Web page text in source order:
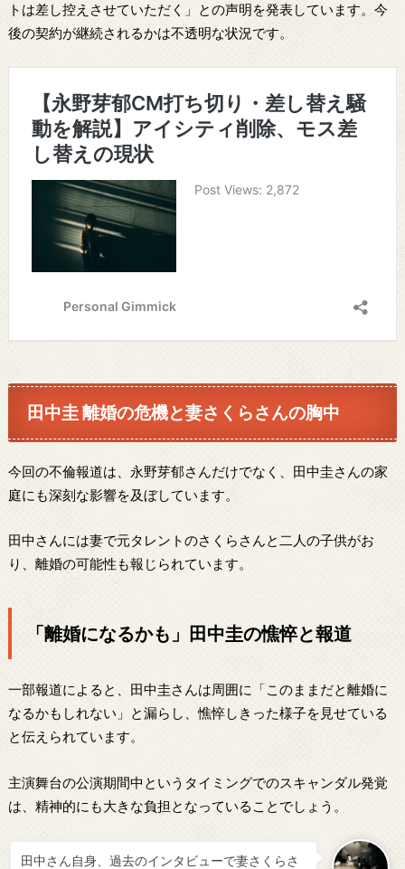
トは差し控えさせていただく」との声明を発表しています。今
後の契約が継続されるかは不透明な状況です。
田中圭 離婚の危機と妻さくらさんの胸中
今回の不倫報道は、永野芽郁さんだけでなく、田中圭さんの家
庭にも深刻な影響を及ぼしています。
田中さんには妻で元タレントのさくらさんと二人の子供がお
り、離婚の可能性も報じられています。
「離婚になるかも」田中圭の憔悴と報道
一部報道によると、田中圭さんは周囲に「このままだと離婚に
なるかもしれない」と漏らし、憔悴しきった様子を見せている
と伝えられています。
主演舞台の公演期間中というタイミングでのスキャンダル発覚
は、精神的にも大きな負担となっていることでしょう。
田中さん自身、過去のインタビューで妻さくらさ